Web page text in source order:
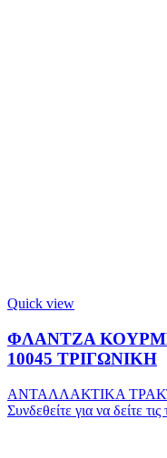
Quick view
ΦΛΑΝΤΖΑ
10045 ΤΡΙΓΩΝΙΚΗ
ΑΝΤΑΛΛΑΚΤΙΚΑ
Συνδεθείτε για να δείτε τις